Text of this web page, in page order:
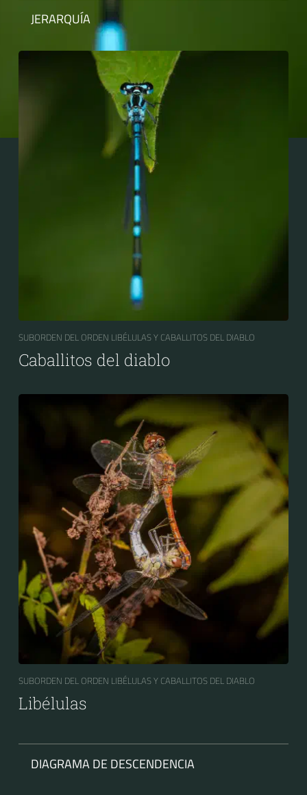
JERARQUÍA
SUBORDEN DEL ORDEN LIBÉLULAS Y CABALLITOS DEL DIABLO
Caballitos del diablo
SUBORDEN DEL ORDEN LIBÉLULAS Y CABALLITOS DEL DIABLO
Libélulas
DIAGRAMA DE DESCENDENCIA